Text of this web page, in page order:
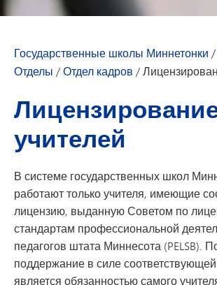
Государственные школы Миннетонки /
Отделы /Отдел кадров /
учителей
В системе государственных школ
работают только учителя, имеющие
лицензию, выданную Советом по
стандартам профессиональной
педагогов штата Миннесота (PELSB).
поддержание в силе
является обязанностью самого